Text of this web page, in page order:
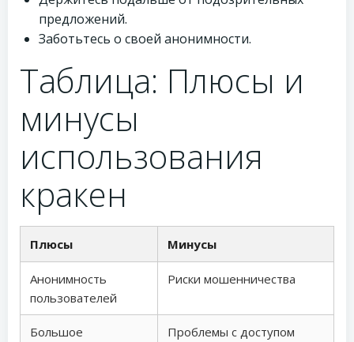
предложений.
Заботьтесь о своей анонимности.
Таблица: Плюсы и
минусы
использования
кракен
Плюсы Минусы
Анонимность
пользователей
Риски мошенничества
Большое
Проблемы с доступом